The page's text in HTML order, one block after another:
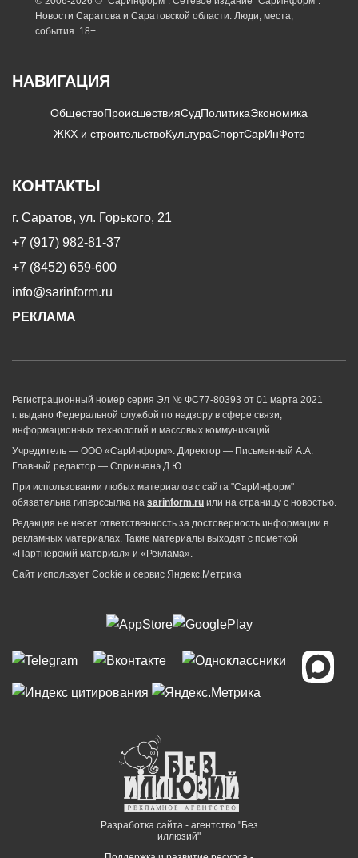
Новости Саратова и Саратовской области. Люди, места,
события. 18+
НАВИГАЦИЯ
ОбществоПроисшествияСудПолитикаЭкономика
ЖКХ и строительствоКультураСпортСарИнФото
КОНТАКТЫ
г. Саратов, ул. Горького, 21
+7 (917) 982-81-37
+7 (8452) 659-600
info@sarinform.ru
РЕКЛАМА
Регистрационный номер серия Эл № ФС77-80393 от 01 марта 2021
г. выдано Федеральной службой по надзору в сфере связи,
информационных технологий и массовых коммуникаций.
Учредитель — ООО «СарИнформ». Директор — Письменный А.А.
Главный редактор — Спринчанэ Д.Ю.
При использовании любых материалов с сайта "СарИнформ"
обязательна гиперссылка на sarinform.ru или на страницу с новостью.
Редакция не несет ответственность за достоверность информации в
рекламных материалах. Такие материалы выходят с пометкой
«Партнёрский материал» и «Реклама».
Сайт использует Cookie и сервиc Яндекс.Метрика
Разработка сайта - агентство "Без
иллюзий"